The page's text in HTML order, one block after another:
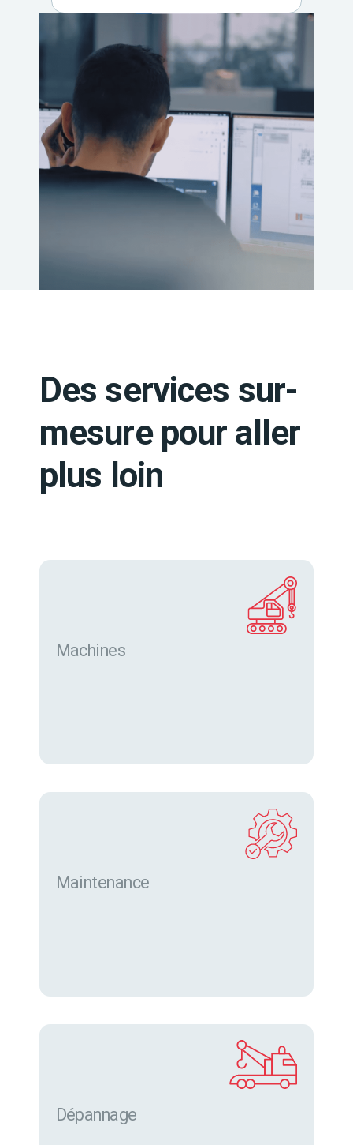
Des services sur-
mesure pour aller
plus loin
Machines
Maintenance
Dépannage